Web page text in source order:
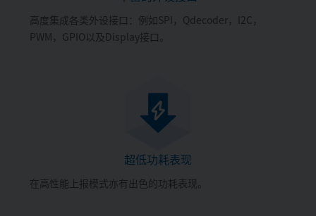
高度集成各类外设接口：例如SPI，Qdecoder，I2C，
PWM，GPIO以及Display接口。
超低功耗表现
在高性能上报模式亦有出色的功耗表现。